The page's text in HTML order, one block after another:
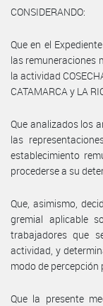
CONSIDERANDO:
Que en el
las remuneraciones
la actividad
CATAMARCA y LA
Que analizados los
las
establecimiento
procederse a su
Que, asimismo,
gremial aplicable
trabajadores que
actividad, y
modo de percepción
Que la presente